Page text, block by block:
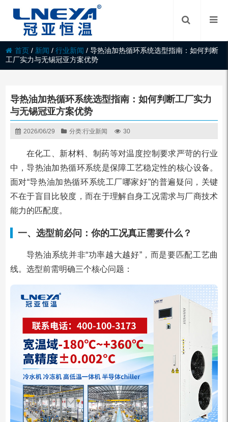
首页 / 新闻 /行业新闻 /导热油加热循环系统选型指南：如何判断
工厂实力与无锡冠亚方案优势
导热油加热循环系统选型指南：如何判断工厂实力
与无锡冠亚方案优势
2026/06/29 分类:行业新闻 30
在化工、新材料、制药等对温度控制要求严苛的行业
中，导热油加热循环系统是保障工艺稳定性的核心设备。
面对“导热油加热循环系统工厂哪家好”的普遍疑问，关键
不在于盲目比较度，而在于理解自身工况需求与厂商技术
能力的匹配度。
一、选型前必问：你的工况真正需要什么？
导热油系统并非“功率越大越好”，而是要匹配工艺曲
线。选型前需明确三个核心问题：